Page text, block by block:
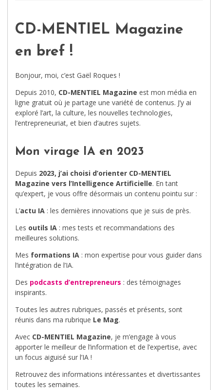
CD-MENTIEL Magazine
en bref !
Bonjour, moi, c’est Gaël Roques !
Depuis 2010, CD-MENTIEL Magazine est mon média en
ligne gratuit où je partage une variété de contenus. J’y ai
exploré l’art, la culture, les nouvelles technologies,
l’entrepreneuriat, et bien d’autres sujets.
Mon virage IA en 2023
Depuis 2023, j’ai choisi d’orienter CD-MENTIEL
Magazine vers l’Intelligence Artificielle. En tant
qu’expert, je vous offre désormais un contenu pointu sur :
L’actu IA : les dernières innovations que je suis de près.
Les outils IA : mes tests et recommandations des
meilleures solutions.
Mes formations IA : mon expertise pour vous guider dans
l’intégration de l’IA.
Des podcasts d’entrepreneurs : des témoignages
inspirants.
Toutes les autres rubriques, passés et présents, sont
réunis dans ma rubrique Le Mag.
Avec CD-MENTIEL Magazine, je m’engage à vous
apporter le meilleur de l’information et de l’expertise, avec
un focus aiguisé sur l’IA !
Retrouvez des informations intéressantes et divertissantes
toutes les semaines.